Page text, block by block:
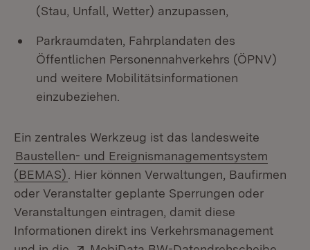
(Stau, Unfall, Wetter) anzupassen,
Parkraumdaten, Fahrplandaten des
Öffentlichen Personennahverkehrs (ÖPNV)
und weitere Mobilitätsinformationen
einzubeziehen.
Ein zentrales Werkzeug ist das landesweite
Baustellen- und Ereignismanagementsystem
(BEMAS)
. Hier können Verwaltungen, Baufirmen
oder Veranstalter geplante Sperrungen oder
Veranstaltungen eintragen, damit diese
Informationen direkt ins Verkehrsmanagement
Extern: